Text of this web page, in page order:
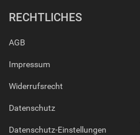
RECHTLICHES
AGB
Impressum
Widerrufsrecht
Datenschutz
Datenschutz-Einstellungen